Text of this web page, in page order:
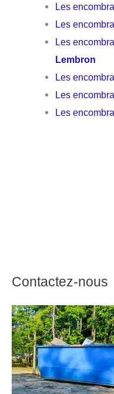
Les
Les
Les
Lembron
Les
Les
Les
Contactez-nous